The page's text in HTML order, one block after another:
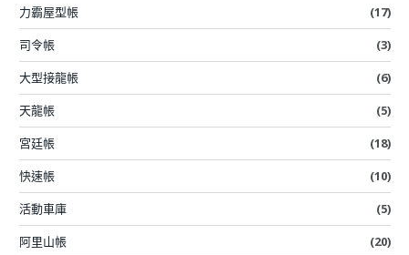
力霸屋型帳
(17)
司令帳
(3)
大型接龍帳
(6)
天龍帳
(5)
宮廷帳
(18)
快速帳
(10)
活動車庫
(5)
阿里山帳
(20)